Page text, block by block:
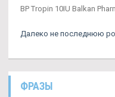
BP Tropin 10IU Balkan
Далеко не последнюю
ФРАЗЫ